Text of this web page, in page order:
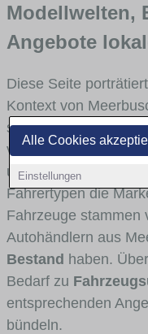
Alle Cookies
Einstellungen
Modellwelten,
Angebote
Diese Seite
Kontext von
skizzieren, in
vertreten ist, welche
und Umlandverkehr
Fahrertypen die
Fahrzeuge stammen
Autohändlern aus
Bestand haben.
Bedarf zu
entsprechenden
bündeln.